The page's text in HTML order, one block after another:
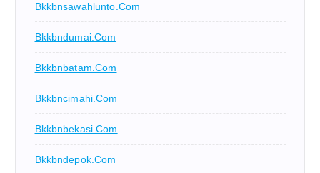
Bkkbnsawahlunto.com
Bkkbndumai.com
Bkkbnbatam.com
Bkkbncimahi.com
Bkkbnbekasi.com
Bkkbndepok.com